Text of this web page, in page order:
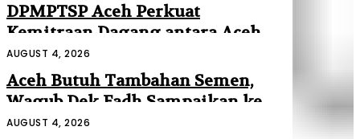
DPMPTSP Aceh Perkuat
Kemitraan Dagang antara Aceh
dan Malaysia
AUGUST 4, 2026
Aceh Butuh Tambahan Semen,
Wagub Dek Fadh Sampaikan ke
Mendagri dan Danantara
AUGUST 4, 2026